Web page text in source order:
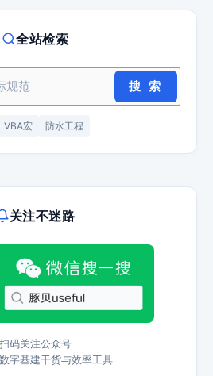
全站检索
搜 索
VBA宏 防水工程
关注不迷路
扫码关注公众号
字基建干货与效率工具